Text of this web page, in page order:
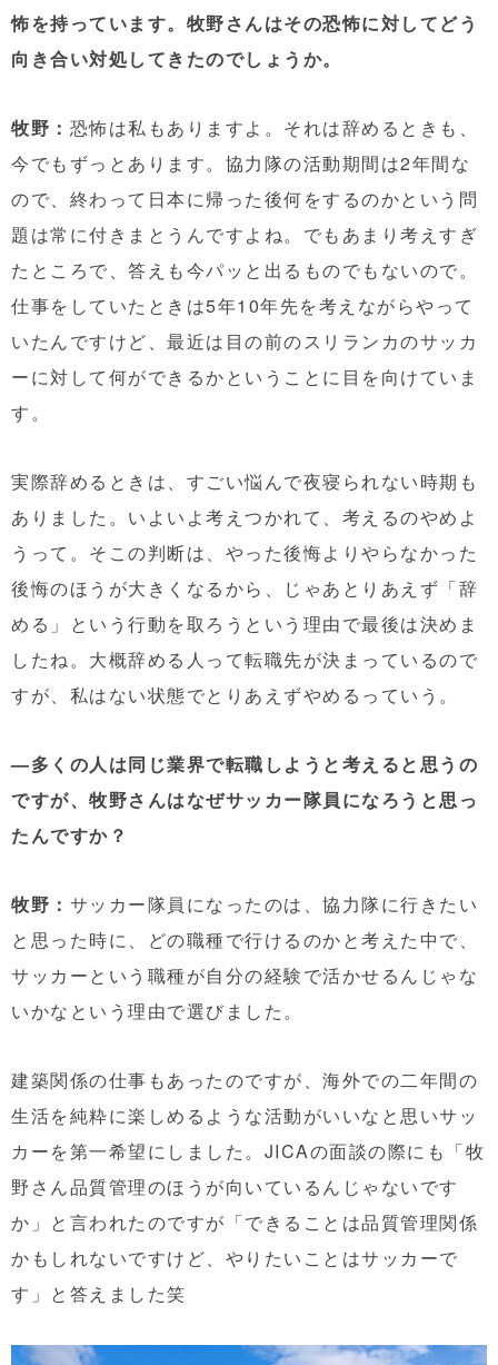
怖を持っています。牧野さんはその恐怖に対してどう
向き合い対処してきたのでしょうか。
牧野： 恐怖は私もありますよ。それは辞めるときも、
今でもずっとあります。協力隊の活動期間は2年間な
ので、終わって日本に帰った後何をするのかという問
題は常に付きまとうんですよね。でもあまり考えすぎ
たところで、答えも今パッと出るものでもないので。
仕事をしていたときは5年10年先を考えながらやって
いたんですけど、最近は目の前のスリランカのサッカ
ーに対して何ができるかということに目を向けていま
す。
実際辞めるときは、すごい悩んで夜寝られない時期も
ありました。いよいよ考えつかれて、考えるのやめよ
うって。そこの判断は、やった後悔よりやらなかった
後悔のほうが大きくなるから、じゃあとりあえず「辞
める」という行動を取ろうという理由で最後は決めま
したね。大概辞める人って転職先が決まっているので
すが、私はない状態でとりあえずやめるっていう。
—多くの人は同じ業界で転職しようと考えると思うの
ですが、牧野さんはなぜサッカー隊員になろうと思っ
たんですか？
牧野： サッカー隊員になったのは、協力隊に行きたい
と思った時に、どの職種で行けるのかと考えた中で、
サッカーという職種が自分の経験で活かせるんじゃな
いかなという理由で選びました。
建築関係の仕事もあったのですが、海外での二年間の
生活を純粋に楽しめるような活動がいいなと思いサッ
カーを第一希望にしました。JICAの面談の際にも「牧
野さん品質管理のほうが向いているんじゃないです
か」と言われたのですが「できることは品質管理関係
かもしれないですけど、やりたいことはサッカーで
す」と答えました笑